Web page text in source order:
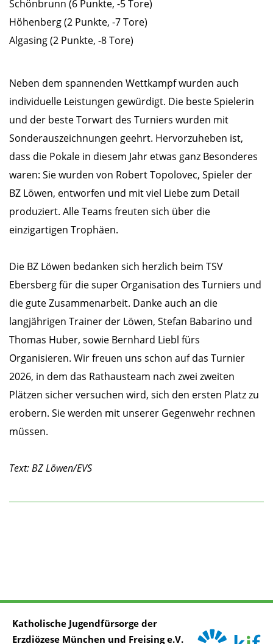
Schönbrunn (6 Punkte, -5 Tore)
Höhenberg (2 Punkte, -7 Tore)
Algasing (2 Punkte, -8 Tore)
Neben dem spannenden Wettkampf wurden auch
individuelle Leistungen gewürdigt. Die beste Spielerin
und der beste Torwart des Turniers wurden mit
Sonderauszeichnungen geehrt. Hervorzuheben ist,
dass die Pokale in diesem Jahr etwas ganz Besonderes
waren: Sie wurden von Robert Topolovec, Spieler der
BZ Löwen, entworfen und mit viel Liebe zum Detail
produziert. Alle Teams freuten sich über die
einzigartigen Trophäen.
Die BZ Löwen bedanken sich herzlich beim TSV
Ebersberg für die super Organisation des Turniers und
die gute Zusammenarbeit. Danke auch an die
langjährigen Trainer der Löwen, Stefan Babarino und
Thomas Huber, sowie Bernhard Liebl fürs
Organisieren. Wir freuen uns schon auf das Turnier
2026, in dem das Rathausteam nach zwei zweiten
Plätzen sicher versuchen wird, sich den ersten Platz zu
erobern. Sie werden mit unserer Gegenwehr rechnen
müssen.
Text: BZ Löwen/EVS
Katholische Jugendfürsorge der
Erzdiözese München und Freising e.V.